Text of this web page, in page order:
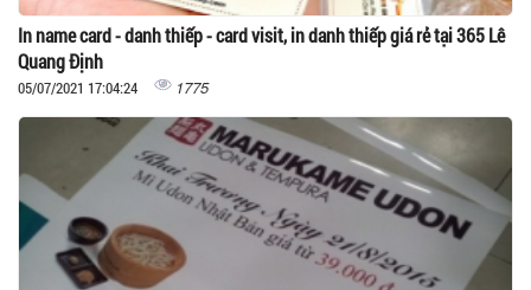
In name card - danh thiếp - card visit, in danh thiếp giá rẻ tại 365 Lê
Quang Định
05/07/2021 17:04:24 1775